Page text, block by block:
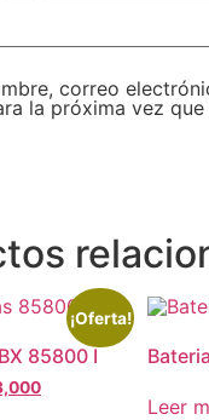
correo
la próxima vez que
¡Oferta!
85800 I
Leer